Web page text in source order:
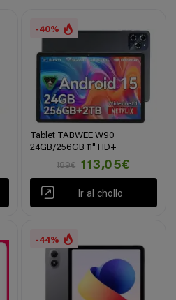
-40%
Tablet TABWEE W90
24GB/256GB 11" HD+
189€
113,05€
Ir al chollo
-44%